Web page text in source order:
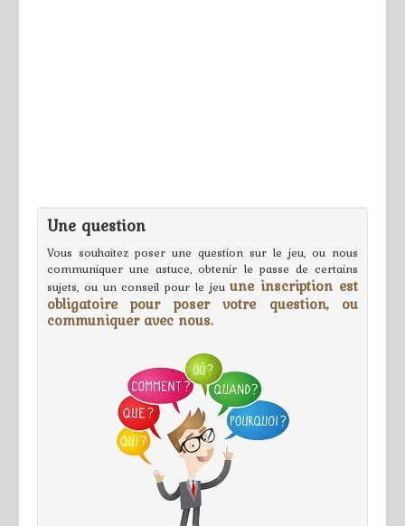
Une question
Vous souhaitez poser une question sur le jeu, ou nous
communiquer une astuce, obtenir le passe de certains
sujets, ou un conseil pour le jeuune inscription est
obligatoire pour poser votre question, ou
communiquer avec nous.